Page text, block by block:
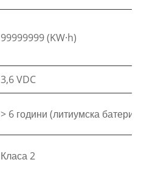
99999999 (KW·h)
3,6 VDC
> 6 години (литиумска батерија)
Класа 2